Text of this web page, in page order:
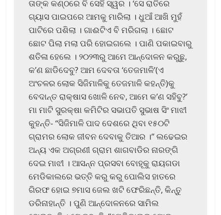
ତାଙ୍କ କଣ୍ଠରେ ବି ସେହି ସ୍ୱର । ‘ସେ ରାତିରେ
ଗ୍ୟାସ ପାଇପରେ ଆମକୁ ମାରିଲା । ଧୁଆଁ ଆଖି ମୁହଁ
ପାଟିରେ ପଶିଲା । ଗାଈଟିଏ ବି ମରିଗଲା । ଛୋଟ
ଛୋଟ ପିଲା ମଲା ପରି ହୋଇଗଲେ । ପାଣି ପକାଇବାରୁ
ଶତିଳା ହେଲେ । ୨୦୨୩ରୁ ଆମେ ଆନ୍ଦୋଳନ କରୁଛୁ,
କ’ଣ ଛାଡିଦେବୁ? ଆମ ଦେବତା ‘ତେଜମାଳି’(ଏ
ଅଂଚଳର ଲୋକ ସିଜିମାଳିକୁ ତେଜମାଳି କହନ୍ତି)କୁ
ବେଦାନ୍ତ ରାକ୍ଷାସ ଖୋଳି ନେବ, ଆମେ କ’ଣ ସହିବୁ?’
ମା ମାଟି ସୁରକ୍ଷା କମିଟିର ସଭାପତି ସୁଭାଷ ସିଂ ମାଝୀ
କୁହନ୍ତି- “ସିଜିମାଳି ପାଦ ଦେଶରେ ଥିବା ୧୫୦ଟି
ଗ୍ରାମର ଲୋକ ଜୀବନ ଦେବାକୁ ତିଆର ।” ଲଢେଇର
ଅନ୍ୟ ଏକ ଅଗ୍ରଣୀ ଗ୍ରାମ ଶାଗବାଡିର ନାରଙ୍ଗି
ଦେଇ ମାଝୀ । ଆସନ୍ନ ପ୍ରସବା ବୋହୂକୁ ରାୟଗଡା
ମେଡିକାଲରେ ଭତ୍ତି କରୁ କରୁ ପୋଲିସ ହାତରେ
ଗିରଫ ହୋଇ ୭ମାସ ଜେଲ ଖଟି ଫେରିଛନ୍ତି, କିନ୍ତୁ
ଡରିନାହାନ୍ତି । ପୁଣି ଆନ୍ଦୋଳନରେ ସାମିଲ